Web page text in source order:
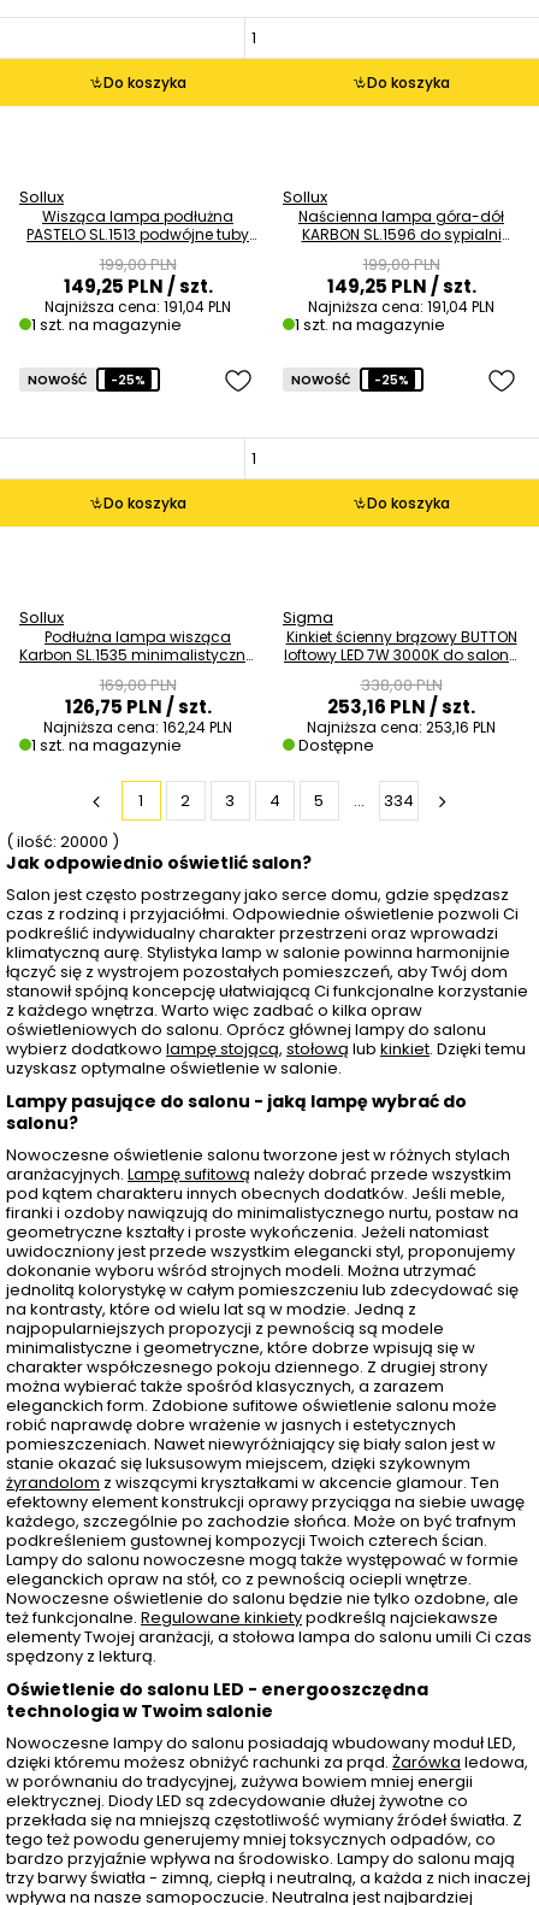
Do koszyka
Sollux
Wisząca lampa podłużna
PASTELO SL.1513 podwójne tuby
199,00 PLN
149,25 PLN/ szt.
Najniższa cena: 191,04 PLN
1 szt. na magazynie
Do koszyka
Sollux
Naścienna lampa góra-dół
KARBON SL.1596 do sypialni
199,00 PLN
149,25 PLN/ szt.
Najniższa cena: 191,04 PLN
1 szt. na magazynie
Do koszyka
NOWOŚĆ -25%
Sollux
Podłużna lampa wisząca
Karbon SL.1535 minimalistyczna
169,00 PLN
126,75 PLN/ szt.
Najniższa cena: 162,24 PLN
1 szt. na magazynie
Do koszyka
NOWOŚĆ -25%
Sigma
Kinkiet ścienny brązowy BUTTON
loftowy LED 7W 3000K do salonu
338,00 PLN
253,16 PLN/ szt.
Najniższa cena: 253,16 PLN
Dostępne
1 2 3 4 5 ...
334
( ilość: 20000 )
Jak odpowiednio oświetlić salon?
Salon jest często postrzegany jako serce domu, gdzie spędzasz
czas z rodziną i przyjaciółmi. Odpowiednie oświetlenie pozwoli Ci
podkreślić indywidualny charakter przestrzeni oraz wprowadzi
klimatyczną aurę. Stylistyka lamp w salonie powinna harmonijnie
łączyć się z wystrojem pozostałych pomieszczeń, aby Twój dom
stanowił spójną koncepcję ułatwiającą Ci funkcjonalne korzystanie
z każdego wnętrza. Warto więc zadbać o kilka opraw
oświetleniowych do salonu. Oprócz głównej lampy do salonu
wybierz dodatkowo lampę stojącą, stołową lub kinkiet. Dzięki temu
uzyskasz optymalne oświetlenie w salonie.
Lampy pasujące do salonu - jaką lampę wybrać do
salonu?
Nowoczesne oświetlenie salonu tworzone jest w różnych stylach
aranżacyjnych. Lampę sufitową należy dobrać przede wszystkim
pod kątem charakteru innych obecnych dodatków. Jeśli meble,
firanki i ozdoby nawiązują do minimalistycznego nurtu, postaw na
geometryczne kształty i proste wykończenia. Jeżeli natomiast
uwidoczniony jest przede wszystkim elegancki styl, proponujemy
dokonanie wyboru wśród strojnych modeli. Można utrzymać
jednolitą kolorystykę w całym pomieszczeniu lub zdecydować się
na kontrasty, które od wielu lat są w modzie. Jedną z
najpopularniejszych propozycji z pewnością są modele
minimalistyczne i geometryczne, które dobrze wpisują się w
charakter współczesnego pokoju dziennego. Z drugiej strony
można wybierać także spośród klasycznych, a zarazem
eleganckich form. Zdobione sufitowe oświetlenie salonu może
robić naprawdę dobre wrażenie w jasnych i estetycznych
pomieszczeniach. Nawet niewyróżniający się biały salon jest w
stanie okazać się luksusowym miejscem, dzięki szykownym
żyrandolom z wiszącymi kryształkami w akcencie glamour. Ten
efektowny element konstrukcji oprawy przyciąga na siebie uwagę
każdego, szczególnie po zachodzie słońca. Może on być trafnym
podkreśleniem gustownej kompozycji Twoich czterech ścian.
Lampy do salonu nowoczesne mogą także występować w formie
eleganckich opraw na stół, co z pewnością ociepli wnętrze.
Nowoczesne oświetlenie do salonu będzie nie tylko ozdobne, ale
też funkcjonalne. Regulowane kinkietypodkreślą najciekawsze
elementy Twojej aranżacji, a stołowa lampa do salonu umili Ci czas
spędzony z lekturą.
Oświetlenie do salonu LED - energooszczędna
technologia w Twoim salonie
Nowoczesne lampy do salonu posiadają wbudowany moduł LED,
dzięki któremu możesz obniżyć rachunki za prąd. Żarówka ledowa,
w porównaniu do tradycyjnej, zużywa bowiem mniej energii
elektrycznej. Diody LED są zdecydowanie dłużej żywotne co
przekłada się na mniejszą częstotliwość wymiany źródeł światła. Z
tego też powodu generujemy mniej toksycznych odpadów, co
bardzo przyjaźnie wpływa na środowisko. Lampy do salonu mają
trzy barwy światła - zimną, ciepłą i neutralną, a każda z nich inaczej
wpływa na nasze samopoczucie. Neutralna jest najbardziej